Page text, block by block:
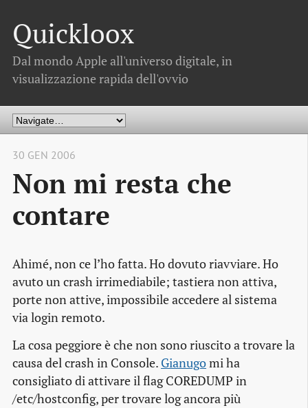
Quickloox
Dal mondo Apple all'universo digitale, in
visualizzazione rapida dell'ovvio
30 GEN 2006
Non mi resta che
contare
Ahimé, non ce l’ho fatta. Ho dovuto riavviare. Ho
avuto un crash irrimediabile; tastiera non attiva,
porte non attive, impossibile accedere al sistema
via login remoto.
La cosa peggiore è che non sono riuscito a trovare la
causa del crash in Console. Gianugomi ha
consigliato di attivare il flag COREDUMP in
/etc/hostconfig, per trovare log ancora più